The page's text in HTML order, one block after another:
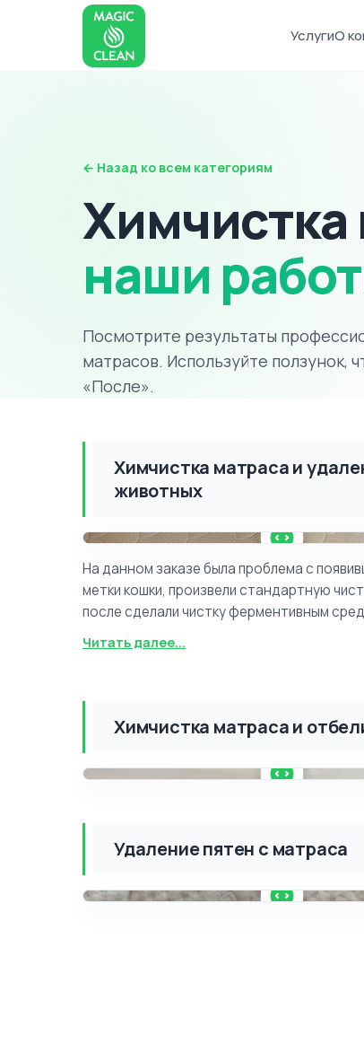
УслугиО
← Назад ко всем категориям
Химчистка
наши
Посмотрите результаты
матрасов. Используйте ползунок,
«После».
Химчистка матраса и
животных
На данном заказе была проблема с
метки кошки, произвели стандартную
после сделали чистку ферментивным
Читать далее...
Химчистка матраса и
Удаление пятен с матраса